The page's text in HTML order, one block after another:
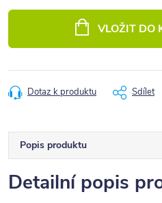
VLOŽIT DO
Dotaz k produktu Sdílet
Popis produktu
Detailní popis